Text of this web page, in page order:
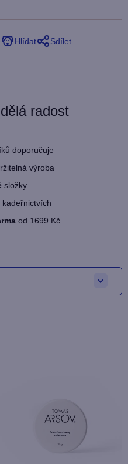
Hlídat Sdílet
radost
doporučuje
výroba
složky
kadeřnictvích
od 1699 Kč